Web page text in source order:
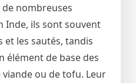
nombreuses
Inde, ils sont souvent
et les sautés, tandis
élément de base des
viande ou de tofu. Leur